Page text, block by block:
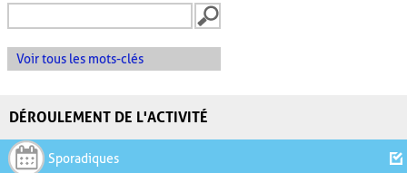
Voir tous les mots-clés
DÉROULEMENT DE L'ACTIVITÉ
Sporadiques